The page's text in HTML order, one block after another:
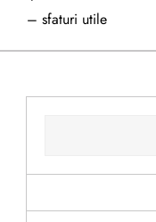
o
s
t
a
– sfaturi utile